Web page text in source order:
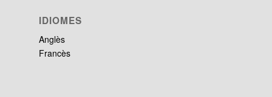
IDIOMES
Anglès
Francès